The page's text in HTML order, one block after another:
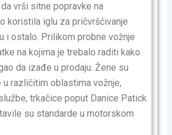
vrši sitne popravke na
koristila iglu za pričvršćivanje
i ostalo. Prilikom probne vožnje
na kojima je trebalo raditi kako
da izađe u prodaju. Žene su
različitim oblastima vožnje,
trkačice poput Danice Patick
su standarde u motorskom